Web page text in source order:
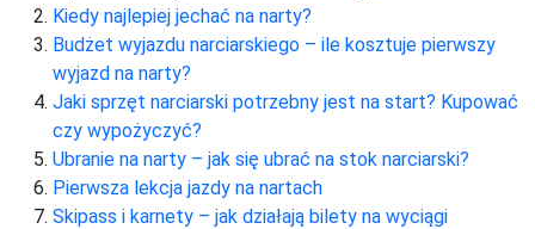
Kiedy najlepiej jechać na narty?
Budżet wyjazdu narciarskiego – ile kosztuje pierwszy
wyjazd na narty?
Jaki sprzęt narciarski potrzebny jest na start? Kupować
czy wypożyczyć?
Ubranie na narty – jak się ubrać na stok narciarski?
Pierwsza lekcja jazdy na nartach
Skipass i karnety – jak działają bilety na wyciągi